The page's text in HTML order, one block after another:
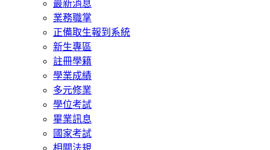
最新消息
業務職掌
正備取生報到系統
新生專區
註冊學籍
學業成績
多元修業
學位考試
畢業訊息
國家考試
相關法規